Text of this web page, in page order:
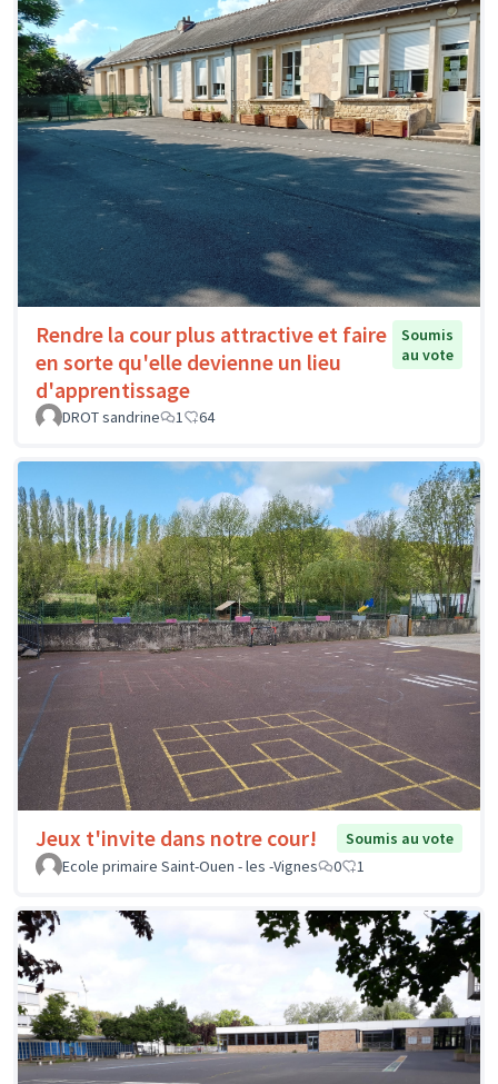
Rendre la cour plus attractive et faire
en sorte qu'elle devienne un lieu
d'apprentissage
Soumis
au vote
DROT sandrine 1 64
Jeux t'invite dans notre cour!
Soumis au vote
Ecole primaire Saint-Ouen - les -Vignes
0 1